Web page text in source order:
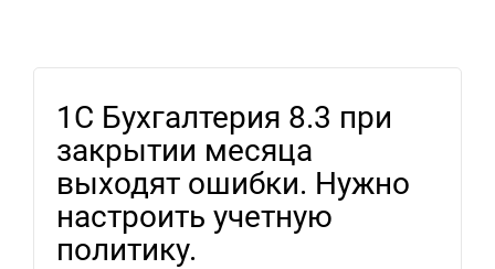
1С Бухгалтерия 8.3 при
закрытии месяца
выходят ошибки. Нужно
настроить учетную
политику.